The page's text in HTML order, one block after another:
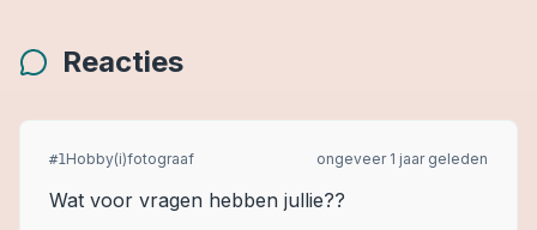
Reacties
#1Hobby(i)fotograaf ongeveer 1 jaar geleden
Wat voor vragen hebben jullie??